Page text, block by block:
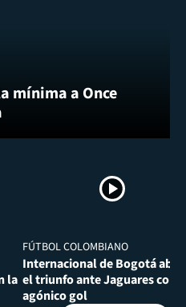
mínima a Once
la
FÚTBOL COLOMBIANO
Internacional de Bogotá
el triunfo ante Jaguares con
agónico gol